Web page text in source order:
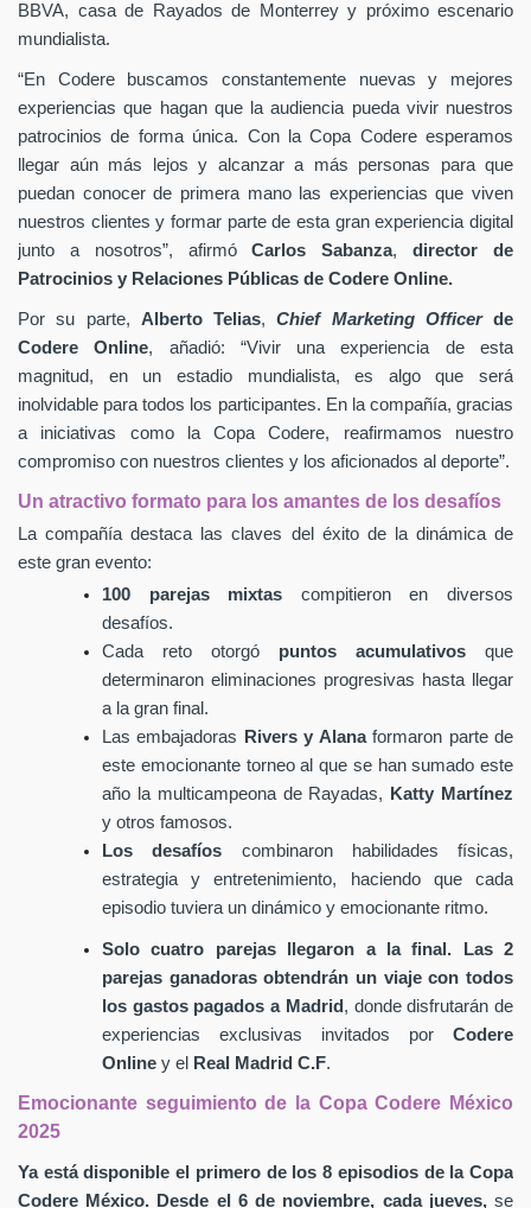
BBVA, casa de Rayados de Monterrey y próximo escenario
mundialista.
“En Codere buscamos constantemente nuevas y mejores
experiencias que hagan que la audiencia pueda vivir nuestros
patrocinios de forma única. Con la Copa Codere esperamos
llegar aún más lejos y alcanzar a más personas para que
puedan conocer de primera mano las experiencias que viven
nuestros clientes y formar parte de esta gran experiencia digital
junto a nosotros”, afirmóCarlos Sabanza,director de
Patrocinios y Relaciones Públicas de Codere Online.
Por su parte, Alberto Telias,Chief Marketing Officer de
Codere Online, añadió: “Vivir una experiencia de esta
magnitud, en un estadio mundialista, es algo que será
inolvidable para todos los participantes. En la compañía, gracias
a iniciativas como la Copa Codere, reafirmamos nuestro
compromiso con nuestros clientes y los aficionados al deporte”.
Un atractivo formato para los amantes de los desafíos
La compañía destaca las claves del éxito de la dinámica de
este gran evento:
100 parejas mixtas compitieron en diversos
desafíos.
Cada reto otorgó puntos acumulativos que
determinaron eliminaciones progresivas hasta llegar
a la gran final.
Las embajadoras
Rivers y Alanaformaron parte de
este emocionante torneo al que se han sumado este
año la multicampeona de Rayadas,
Katty Martínez
y otros famosos.
Los desafíos combinaron habilidades físicas,
estrategia y entretenimiento, haciendo que cada
episodio tuviera un dinámico y emocionante ritmo.
Solo cuatro parejas llegaron a la final. Las 2
parejas ganadoras obtendrán un viaje con todos
los gastos pagados a Madrid, donde disfrutarán de
experiencias exclusivas invitados por Codere
Online y el Real Madrid C.F.
Emocionante seguimiento de la Copa Codere México
2025
Ya está disponible el primero de los 8 episodios de la Copa
Codere México. Desde el 6 de noviembre, cada jueves,se